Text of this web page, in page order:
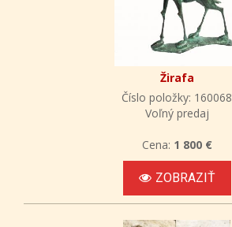
Žirafa
Číslo položky: 160068
Voľný predaj
Cena: 1 800 €
ZOBRAZIŤ